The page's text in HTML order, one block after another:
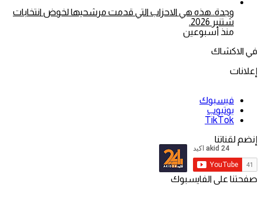
وجدة..هذه هي الاحزاب التي قدمت مرشحيها لخوض انتخابات
شتنبر 2026.
منذ أسبوعين
في الاكشاك
إعلانات
فيسبوك
يوتيوب
‫TikTok
إنضم لقناتنا
صفحتنا على الفايسبوك